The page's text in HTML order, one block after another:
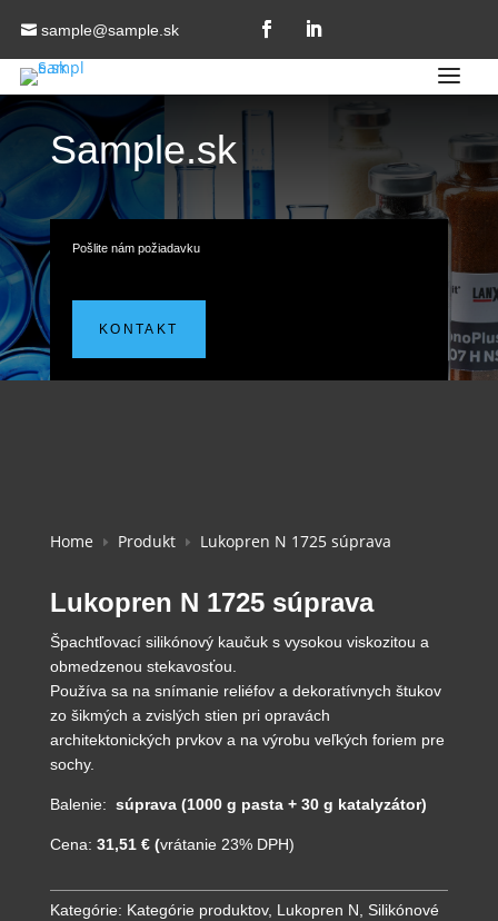
sample@sample.sk
a
Sample.sk
Pošlite nám požiadavku
KONTAKT
Home E Produkt E Lukopren N 1725 súprava
Lukopren N 1725 súprava
Špachtľovací silikónový kaučuk s vysokou viskozitou a
obmedzenou stekavosťou.
Používa sa na snímanie reliéfov a dekoratívnych štukov
zo šikmých a zvislých stien pri opravách
architektonických prvkov a na výrobu veľkých foriem pre
sochy.
Balenie: súprava (1000 g pasta + 30 g katalyzátor)
Cena: 31,51 € (vrátanie 23% DPH)
Kategórie: Kategórie produktov, Lukopren N
Silikónové